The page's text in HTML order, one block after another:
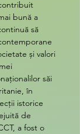
bună a
să
și valori
săi
în
istorice
de
a fost o